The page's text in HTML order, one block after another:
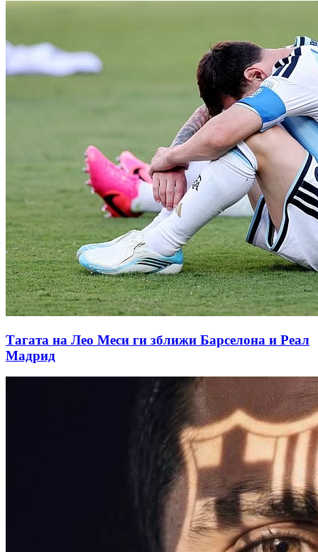
Тагата на Лео Меси ги зближи Барселона и Реал
Мадрид